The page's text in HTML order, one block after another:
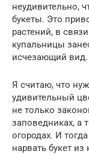
неудивительно,
букеты. Это
растений, в
купальницы
исчезающий вид.
Я считаю, что
удивительный
не только
заповедниках, а
огородах. И
нарвать букет